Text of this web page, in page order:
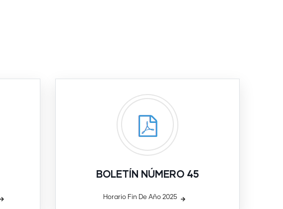
BOLETÍN NÚMERO 45
Horario Fin De Año 2025